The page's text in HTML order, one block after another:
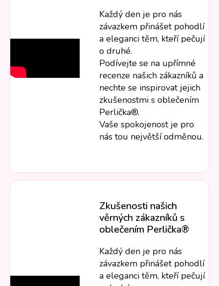
Každý den je pro nás
závazkem přinášet pohodlí
a eleganci těm, kteří pečují
o druhé.
Podívejte se na upřímné
recenze našich zákazníků a
nechte se inspirovat jejich
zkušenostmi s oblečením
Perlička®.
Vaše spokojenost je pro
nás tou největší odměnou.
Zkušenosti našich
věrných zákazníků s
oblečením Perlička®
Každý den je pro nás
závazkem přinášet pohodlí
a eleganci těm, kteří pečují